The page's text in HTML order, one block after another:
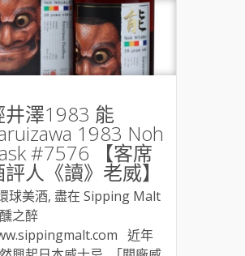
井澤1983 能
1983 Noh
#7576 【客席
人《讀》老威】
球美酒, 盡在 Sipping Malt
之醉
近年